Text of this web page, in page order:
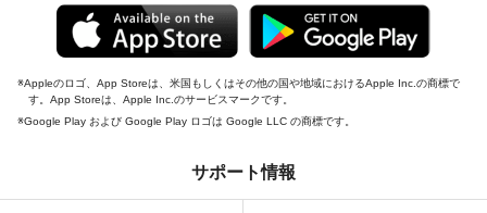
Appleのロゴ、App Storeは、米国もしくはその他の国や地域におけるApple Inc.の商標で
す。App Storeは、Apple Inc.のサービスマークです。
Google Play および Google Play ロゴは Google LLC の商標です。
サポート情報